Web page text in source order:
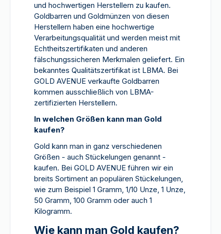
und hochwertigen Herstellern zu kaufen.
Goldbarren und Goldmünzen von diesen
Herstellern haben eine hochwertige
Verarbeitungsqualität und werden meist mit
Echtheitszertifikaten und anderen
fälschungssicheren Merkmalen geliefert. Ein
bekanntes Qualitätszertifikat ist LBMA. Bei
GOLD AVENUE verkaufte Goldbarren
kommen ausschließlich von LBMA-
zertifizierten Herstellern.
In welchen Größen kann man Gold
kaufen?
Gold kann man in ganz verschiedenen
Größen - auch Stückelungen genannt -
kaufen. Bei GOLD AVENUE führen wir ein
breits Sortiment an populären Stückelungen,
wie zum Beispiel 1 Gramm, 1/10 Unze, 1 Unze,
50 Gramm, 100 Gramm oder auch 1
Kilogramm.
Wie kann man Gold kaufen?